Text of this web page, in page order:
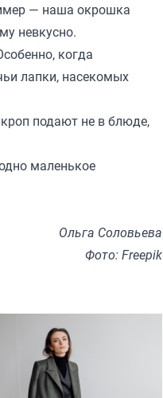
— наша окрошка
невкусно.
когда
лапки, насекомых
подают не в блюде,
маленькое
Ольга Соловьева
Фото: Freepik